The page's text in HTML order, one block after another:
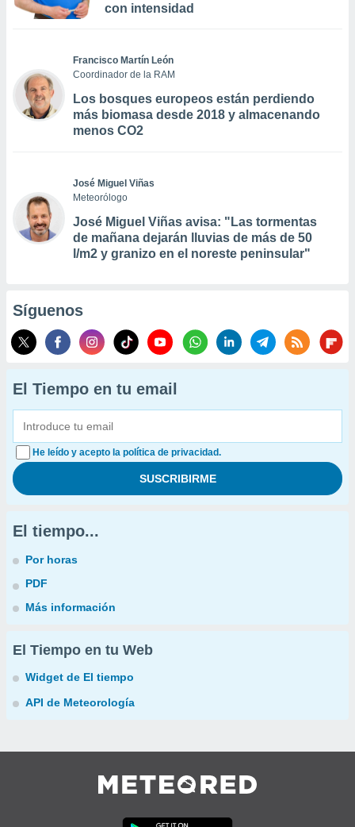
con intensidad
Francisco Martín León
Coordinador de la RAM
Los bosques europeos están perdiendo
más biomasa desde 2018 y almacenando
menos CO2
José Miguel Viñas
Meteorólogo
José Miguel Viñas avisa: "Las tormentas
de mañana dejarán lluvias de más de 50
l/m2 y granizo en el noreste peninsular"
Síguenos
El Tiempo en tu email
He leído y acepto la política de privacidad.
El tiempo...
Por horas
PDF
Más información
El Tiempo en tu Web
Widget de El tiempo
API de Meteorología